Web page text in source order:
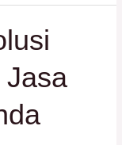
Jasa